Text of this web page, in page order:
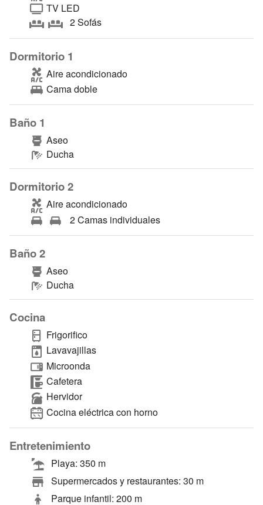
TV LED
2 Sofás
Dormitorio 1
Aire acondicionado
Cama doble
Baño 1
Aseo
Ducha
Dormitorio 2
Aire acondicionado
2 Camas individuales
Baño 2
Aseo
Ducha
Cocina
Frigorifico
Lavavajillas
Microonda
Cafetera
Hervidor
Cocina eléctrica con horno
Entretenimiento
Playa: 350 m
Supermercados y restaurantes: 30 m
Parque infantil: 200 m